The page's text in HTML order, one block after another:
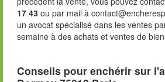
17 43 ou par mail à
un avocat spécialisé dans les ventes
semaine à des achats et ventes de
Conseils pour enchérir sur